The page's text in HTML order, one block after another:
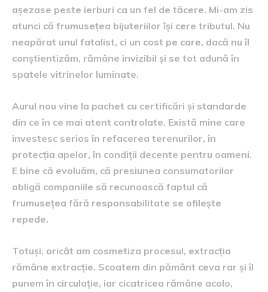
așezase peste ierburi ca un fel de tăcere. Mi-am zis
atunci că frumusețea bijuteriilor își cere tributul. Nu
neapărat unul fatalist, ci un cost pe care, dacă nu îl
conștientizăm, rămâne invizibil și se tot adună în
spatele vitrinelor luminate.
Aurul nou vine la pachet cu certificări și standarde
din ce în ce mai atent controlate. Există mine care
investesc serios în refacerea terenurilor, în
protecția apelor, în condiții decente pentru oameni.
E bine că evoluăm, că presiunea consumatorilor
obligă companiile să recunoască faptul că
frumusețea fără responsabilitate se ofilește
repede.
Totuși, oricât am cosmetiza procesul, extracția
rămâne extracție. Scoatem din pământ ceva rar și îl
punem în circulație, iar cicatricea rămâne acolo,